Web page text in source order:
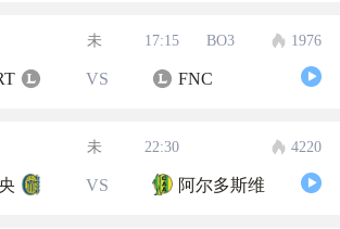
未 17:15 BO3 1976
VS FNC
未 22:30 4220
VS 阿尔多斯维